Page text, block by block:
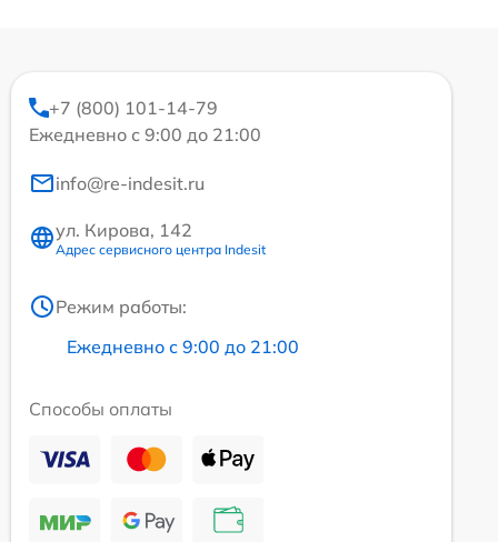
+7 (800) 101-14-79
Ежедневно с 9:00 до 21:00
info@re-indesit.ru
ул. Кирова, 142
Адрес сервисного центра Indesit
Режим работы:
Ежедневно с 9:00 до 21:00
Способы оплаты